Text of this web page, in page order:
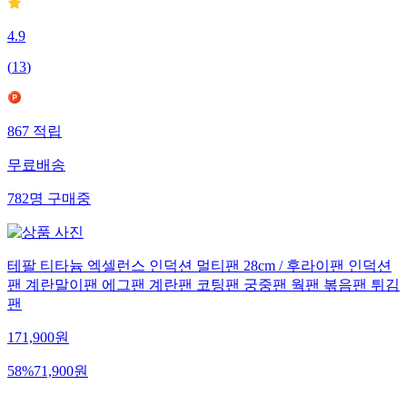
4.9
(13)
867적립
무료배송
782명구매중
테팔 티타늄 엑셀런스 인덕션 멀티팬 28cm / 후라이팬 인덕션
팬 계란말이팬 에그팬 계란팬 코팅팬 궁중팬 웍팬 볶음팬 튀김
팬
171,900원
58%71,900원